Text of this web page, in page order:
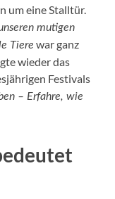
um eine Stalltür.
mutigen
Tiere war ganz
wieder das
Festivals
– Erfahre, wie